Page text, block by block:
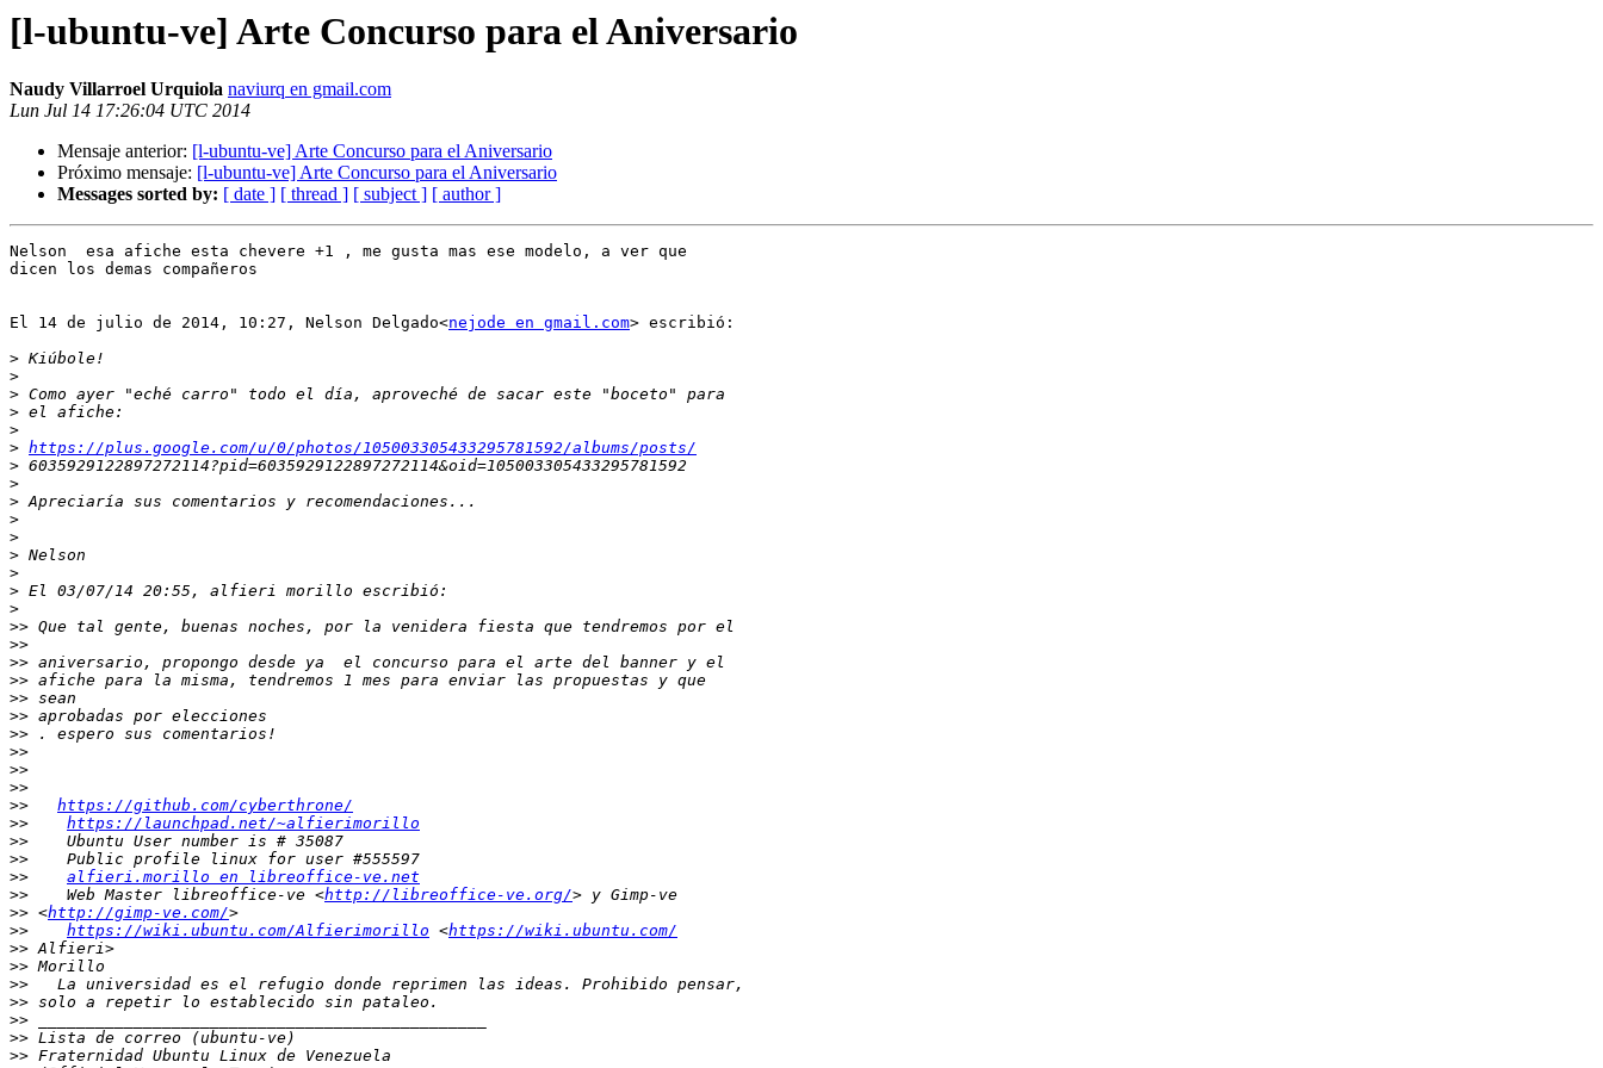
[l-ubuntu-ve] Arte Concurso para el Aniversario
Naudy Villarroel Urquiola naviurq en gmail.com
Lun Jul 14 17:26:04 UTC 2014
Mensaje anterior: [l-ubuntu-ve] Arte Concurso para el Aniversario
Próximo mensaje: [l-ubuntu-ve] Arte Concurso para el Aniversario
Messages sorted by: [ date ] [ thread ] [ subject ] [ author ]
Nelson  esa afiche esta chevere +1 , me gusta mas ese modelo, a ver que
dicen los demas compañeros
El 14 de julio de 2014, 10:27, Nelson Delgado<nejode en gmail.com> escribió:
>
>
>
>
>
> https://plus.google.com/u/0/photos/105003305433295781592/albums/posts/
>
>
>
>
>
>
>
>
>
>>
>>
>>
>>
>>
>>
>>
>>
>>
>>
>>
https://github.com/cyberthrone/
>>
https://launchpad.net/~alfierimorillo
>>
>>
>>
alfieri.morillo en libreoffice-ve.net
>>
    Web Master libreoffice-ve <
http://libreoffice-ve.org/
>> <http://gimp-ve.com/
>>
https://wiki.ubuntu.com/Alfierimorillo <https://wiki.ubuntu.com/
>>
>>
>>
>>
>>
>>
>>